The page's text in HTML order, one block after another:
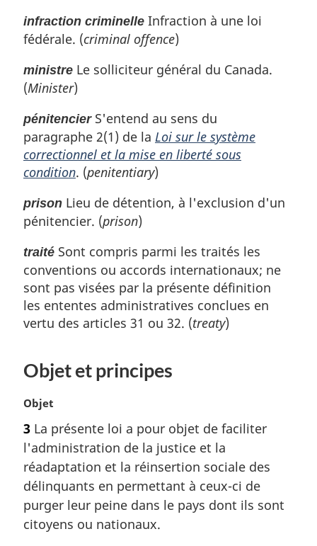
infraction criminelle Infraction à une loi
fédérale. (criminal offence)
ministre Le solliciteur général du Canada.
(Minister)
pénitencierS'entend au sens du
paragraphe 2(1) de la Loi sur le système
correctionnel et la mise en liberté sous
condition. (penitentiary)
prison Lieu de détention, à l'exclusion d'un
pénitencier. (prison)
traité Sont compris parmi les traités les
conventions ou accords internationaux; ne
sont pas visées par la présente définition
les ententes administratives conclues en
vertu des articles 31 ou 32. (treaty)
Objet et principes
N
t
e
m
a
g
i
Objet
3 La présente loi a pour objet de faciliter
l'administration de la justice et la
réadaptation et la réinsertion sociale des
délinquants en permettant à ceux-ci de
purger leur peine dans le pays dont ils sont
citoyens ou nationaux.